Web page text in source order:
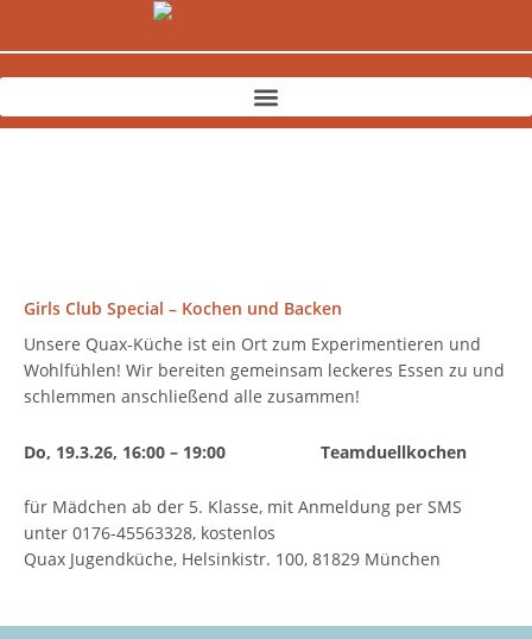
Girls Club Special – Kochen und Backen
Unsere Quax-Küche ist ein Ort zum Experimentieren und
Wohlfühlen! Wir bereiten gemeinsam leckeres Essen zu und
schlemmen anschließend alle zusammen!
Do, 19.3.26, 16:00 – 19:00 Teamduellkochen
für Mädchen ab der 5. Klasse, mit Anmeldung per SMS
unter 0176-45563328, kostenlos
Quax Jugendküche, Helsinkistr. 100, 81829 München